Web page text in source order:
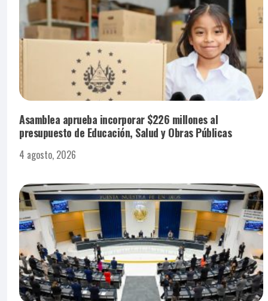
Asamblea aprueba incorporar $226 millones al
presupuesto de Educación, Salud y Obras Públicas
4 agosto, 2026